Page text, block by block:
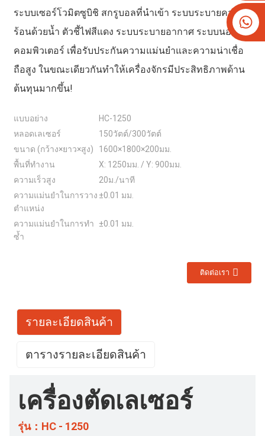
ระบบเซอร์โวมิตซูบิชิ สกรูบอลที่นำเข้า ระบบระบายความ
ร้อนด้วยน้ำ ตัวชี้ไฟสีแดง ระบบระบายอากาศ ระบบนอก
คอมพิวเตอร์ เพื่อรับประกันความแม่นยำและความน่าเชื่อ
ถือสูง ในขณะเดียวกันทำให้เครื่องจักรมีประสิทธิภาพด้าน
ต้นทุนมากขึ้น!
แบบอย่าง
HC-1250
หลอดเลเซอร์
150วัตต์/300วัตต์
ขนาด (กว้าง×ยาว×สูง)
1600×1800×200มม.
พื้นที่ทำงาน
X: 1250มม. / Y: 900มม.
ความเร็วสูง
20ม./นาที
ความแม่นยำในการวาง
ตำแหน่ง
±0.01 มม.
ความแม่นยำในการทำ
ซ้ำ
±0.01 มม.
ติดต่อเรา
รายละเอียดสินค้า
ตารางรายละเอียดสินค้า
เครื่องตัดเลเซอร์
รุ่น：HC - 1250